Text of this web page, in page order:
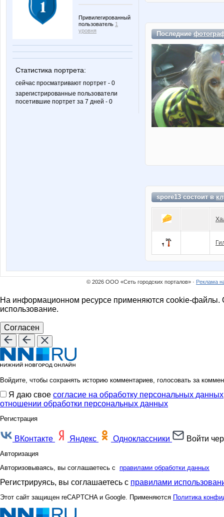
Привилегированный
пользователь 1
уровня
Статистика портрета:
сейчас просматривают портрет - 0
зарегистрированные пользователи
посетившие портрет за 7 дней - 0
Последние
spore13 состоит в
© 2026 ООО «Сеть городских порталов» · Реклама
На информационном ресурсе применяются cookie-файлы.
использование.
Согласен
Войдите, чтобы сохранять историю комментариев, голосовать за
Я даю свое согласие на обработку персональных данных
отношении обработки персональных данных
Регистрация
ВКонтакте Яндекс Одноклассники Войти
Авторизация
Авторизовываясь, вы соглашаетесь с правилами обработки данных
Регистрируясь, вы соглашаетесь с правилами
Этот сайт защищен reCAPTCHA и Google. Применяются Политика